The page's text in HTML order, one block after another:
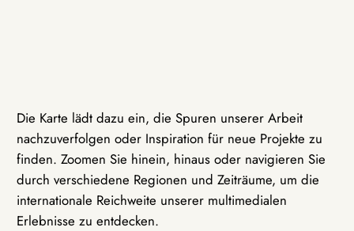
Die Karte lädt dazu ein, die Spuren unserer Arbeit
nachzuverfolgen oder Inspiration für neue Projekte zu
finden. Zoomen Sie hinein, hinaus oder navigieren Sie
durch verschiedene Regionen und Zeiträume, um die
internationale Reichweite unserer multimedialen
Erlebnisse zu entdecken.